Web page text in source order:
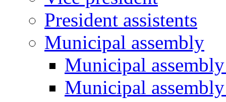
President assistents
Municipal assembly
Municipal
Municipal